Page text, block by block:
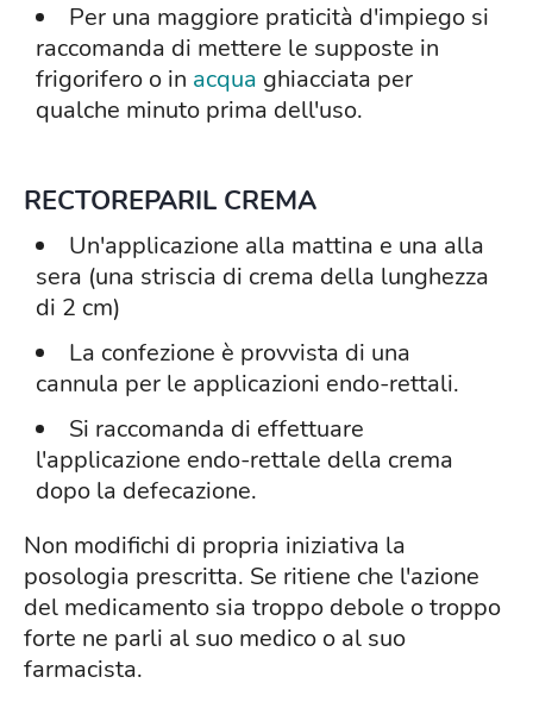
Per una maggiore praticità d'impiego si
raccomanda di mettere le supposte in
frigorifero o in acqua ghiacciata per
qualche minuto prima dell'uso.
RECTOREPARIL CREMA
Un'applicazione alla mattina e una alla
sera (una striscia di crema della lunghezza
di 2 cm)
La confezione è provvista di una
cannula per le applicazioni endo-rettali.
Si raccomanda di effettuare
l'applicazione endo-rettale della crema
dopo la defecazione.
Non modifichi di propria iniziativa la
posologia prescritta. Se ritiene che l'azione
del medicamento sia troppo debole o troppo
forte ne parli al suo medico o al suo
farmacista.